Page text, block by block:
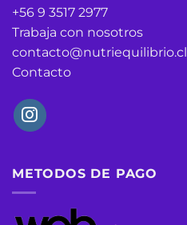
+56 9 3517 2977
Trabaja con nosotros
contacto@nutriequilibrio.cl
Contacto
METODOS DE PAGO